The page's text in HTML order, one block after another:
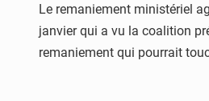
Le remaniement ministériel
janvier qui a vu la coalition
remaniement qui pourrait